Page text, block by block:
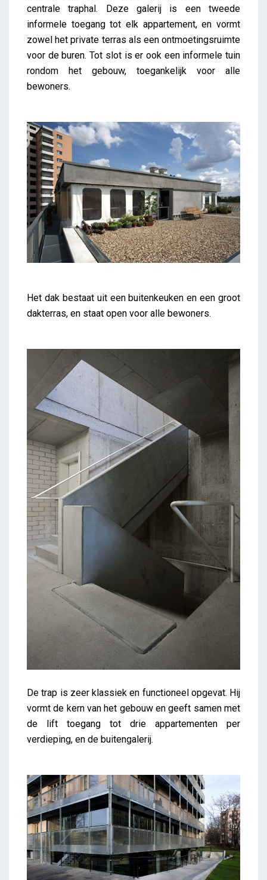
centrale traphal. Deze galerij is een tweede
informele toegang tot elk appartement, en vormt
zowel het private terras als een ontmoetingsruimte
voor de buren. Tot slot is er ook een informele tuin
rondom het gebouw, toegankelijk voor alle
bewoners.
Het dak bestaat uit een buitenkeuken en een groot
dakterras, en staat open voor alle bewoners.
De trap is zeer klassiek en functioneel opgevat. Hij
vormt de kern van het gebouw en geeft samen met
de lift toegang tot drie appartementen per
verdieping, en de buitengalerij.